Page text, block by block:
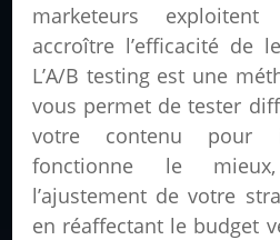
marketeurs
accroître l’efficacité de
L’A/B testing est une
vous permet de tester
votre contenu pour
fonctionne le
l’ajustement de votre
en réaffectant le budget